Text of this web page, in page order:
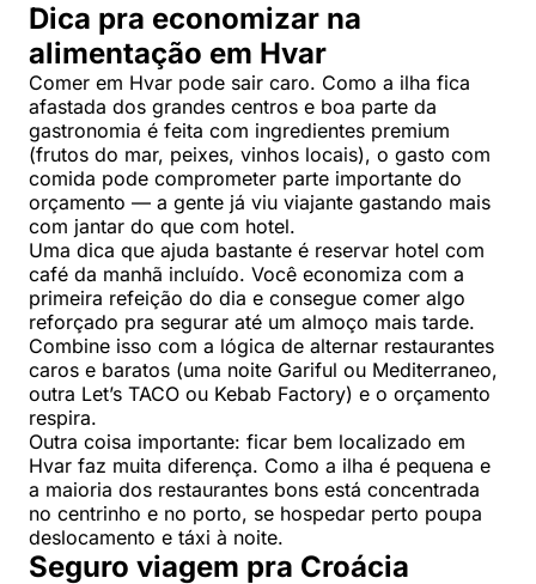
Dica pra economizar na
alimentação em Hvar
Comer em Hvar pode sair caro. Como a ilha fica
afastada dos grandes centros e boa parte da
gastronomia é feita com ingredientes premium
(frutos do mar, peixes, vinhos locais), o gasto com
comida pode comprometer parte importante do
orçamento — a gente já viu viajante gastando mais
com jantar do que com hotel.
Uma dica que ajuda bastante é reservar hotel com
café da manhã incluído. Você economiza com a
primeira refeição do dia e consegue comer algo
reforçado pra segurar até um almoço mais tarde.
Combine isso com a lógica de alternar restaurantes
caros e baratos (uma noite Gariful ou Mediterraneo,
outra Let’s TACO ou Kebab Factory) e o orçamento
respira.
Outra coisa importante: ficar bem localizado em
Hvar faz muita diferença. Como a ilha é pequena e
a maioria dos restaurantes bons está concentrada
no centrinho e no porto, se hospedar perto poupa
deslocamento e táxi à noite.
Seguro viagem pra Croácia